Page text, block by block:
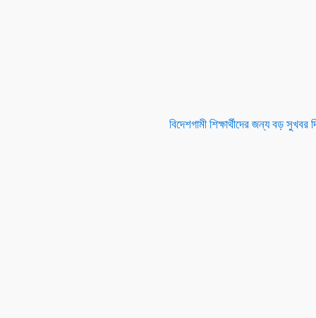
বিদেশগামী শিক্ষার্থীদের জন্য বড় সুখবর